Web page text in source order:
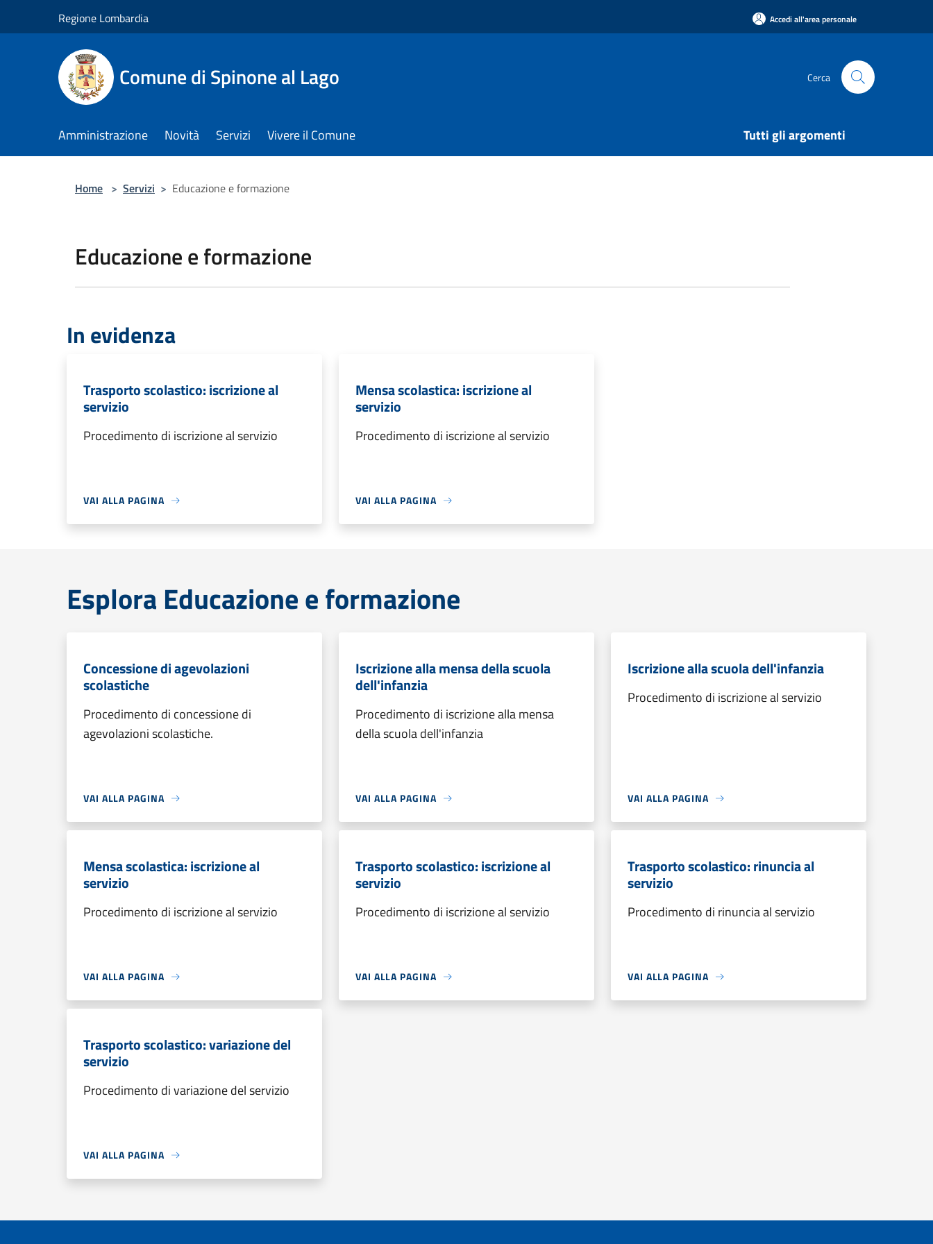
Regione Lombardia Accedi all'area personale
Comune di Spinone al Lago Cerca
Amministrazione Novità Servizi Vivere il Comune Tutti gli argomenti
Home > Servizi > Educazione e formazione
Educazione e formazione
In evidenza
Trasporto scolastico: iscrizione al
servizio
Procedimento di iscrizione al servizio
VAI ALLA PAGINA
Mensa scolastica: iscrizione al
servizio
Procedimento di iscrizione al servizio
VAI ALLA PAGINA
Esplora Educazione e formazione
Concessione di agevolazioni
scolastiche
Procedimento di concessione di
agevolazioni scolastiche.
VAI ALLA PAGINA
Iscrizione alla mensa della scuola
dell'infanzia
Procedimento di iscrizione alla mensa
della scuola dell'infanzia
VAI ALLA PAGINA
Iscrizione alla scuola dell'infanzia
Procedimento di iscrizione al servizio
VAI ALLA PAGINA
Mensa scolastica: iscrizione al
servizio
Procedimento di iscrizione al servizio
VAI ALLA PAGINA
Trasporto scolastico: iscrizione al
servizio
Procedimento di iscrizione al servizio
VAI ALLA PAGINA
Trasporto scolastico: rinuncia al
servizio
Procedimento di rinuncia al servizio
VAI ALLA PAGINA
Trasporto scolastico: variazione del
servizio
Procedimento di variazione del servizio
VAI ALLA PAGINA